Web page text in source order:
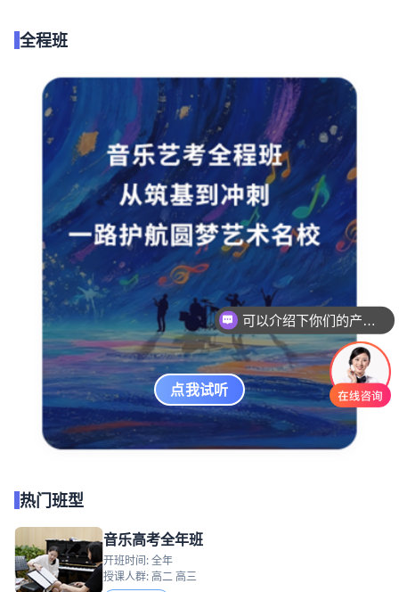
全程班
点我试听
热门班型
音乐高考全年班
开班时间: 全年
授课人群: 高二 高三